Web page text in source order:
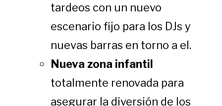
tardeos con un nuevo
escenario fijo para los DJs y
nuevas barras en torno a el.
Nueva zona infantil
totalmente renovada para
asegurar la diversión de los